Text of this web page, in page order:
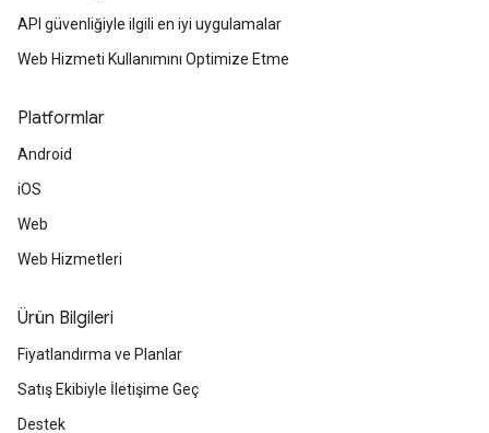
API güvenliğiyle ilgili en iyi uygulamalar
Web Hizmeti Kullanımını Optimize Etme
Platformlar
Android
iOS
Web
Web Hizmetleri
Ürün Bilgileri
Fiyatlandırma ve Planlar
Satış Ekibiyle İletişime Geç
Destek